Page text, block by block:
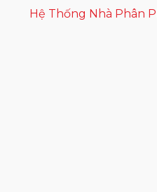
Hệ Thống Nhà Phân